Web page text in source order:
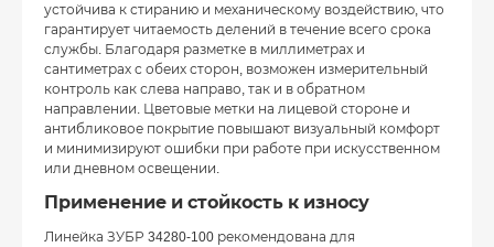
устойчива к стиранию и механическому воздействию, что
гарантирует читаемость делений в течение всего срока
службы. Благодаря разметке в миллиметрах и
сантиметрах с обеих сторон, возможен измерительный
контроль как слева направо, так и в обратном
направлении. Цветовые метки на лицевой стороне и
антибликовое покрытие повышают визуальный комфорт
и минимизируют ошибки при работе при искусственном
или дневном освещении.
Применение и стойкость к износу
Линейка ЗУБР 34280-100 рекомендована для